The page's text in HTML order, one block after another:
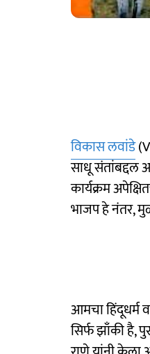
विकास लवांडे
साधू संतांबद्दल
कार्यक्रम
भाजप हे नंतर,
आमचा हिंदूधर्म
सिर्फ झाँकी है,